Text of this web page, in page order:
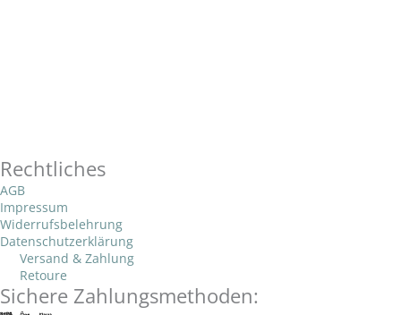
n
e
e
l
o
s
a
a
c
e
b
n
t
a
Rechtliches
AGB
Impressum
Widerrufsbelehrung
Datenschutzerklärung
Versand & Zahlung
Retoure
Sichere Zahlungsmethoden: